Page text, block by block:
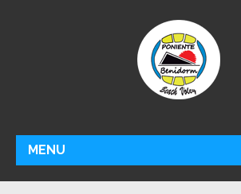
MENU